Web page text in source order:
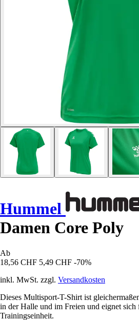
Hummel
Damen Core Poly
Ab
18,56 CHF 5,49 CHF -70%
inkl. MwSt. zzgl. Versandkosten
Dieses Multisport-T-Shirt ist
in der Halle und im Freien und eignet sich
Trainingseinheit.